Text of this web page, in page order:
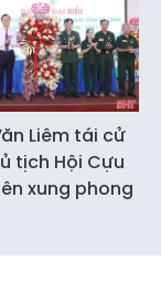
Liêm tái cử
tịch Hội Cựu
xung phong